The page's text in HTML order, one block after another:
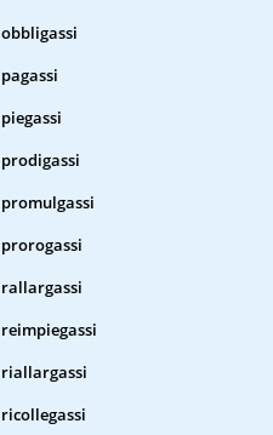
obbligassi
pagassi
piegassi
prodigassi
promulgassi
prorogassi
rallargassi
reimpiegassi
riallargassi
ricollegassi